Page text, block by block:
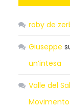
roby de
Giuseppe
un’intesa
Valle del